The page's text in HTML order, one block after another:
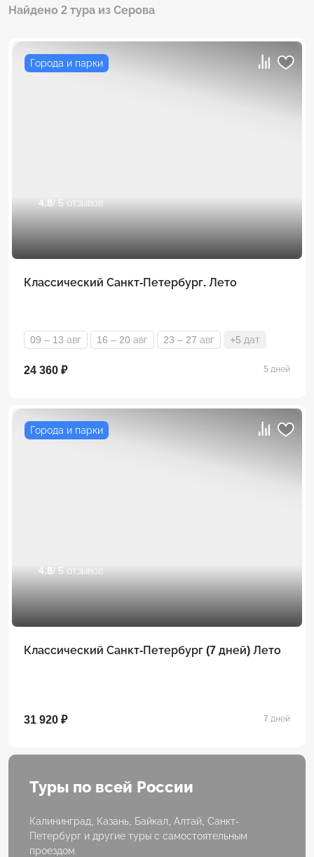
Найдено 2 тура из Серова
Города и парки
4.8/ 5 отзывов
Классический Санкт-Петербург. Лето
09 – 13 авг 16 – 20 авг 23 – 27 авг +5 дат
24 360 ₽ 5 дней
Города и парки
4.8/ 5 отзывов
Классический Санкт-Петербург (7 дней) Лето
31 920 ₽ 7 дней
Туры по всей России
Калининград, Казань, Байкал, Алтай, Санкт-
Петербург и другие туры с самостоятельным
проездом